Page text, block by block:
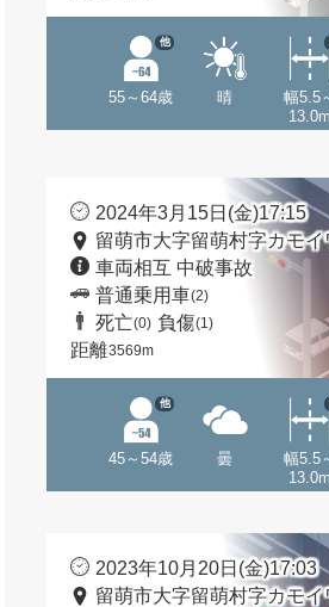
55～64歳
他
晴
幅5.5
13.0m
2024年3月15日(金)17:15
留萌市大字留萌村字カモイ
車両相互 中破事故
普通乗用車(2)
死亡(0) 負傷(1)
距離3569m
45～54歳
他
曇
幅5.5
13.0m
2023年10月20日(金)17:03
留萌市大字留萌村字カモイ